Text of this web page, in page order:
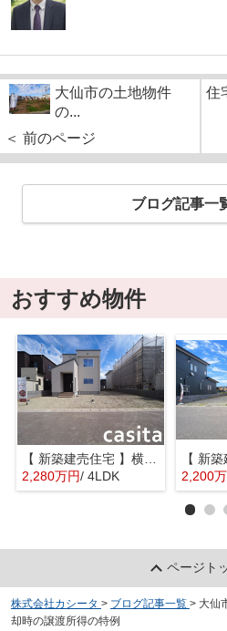
大仙市の土地物件
の...
＜ 前のページ
住
ブログ記事一
おすすめ物件
【 新築建売住宅 】横手市八幡字長者町No58 横手北小学校区のオール電化 4LDK
2,280万円/ 4LDK
2,200
ページト
株式会社カシータ > ブログ記事一覧 > 大仙
却時の譲渡所得の特例